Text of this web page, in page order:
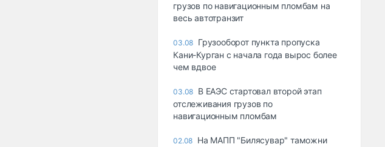
грузов по навигационным пломбам на
весь автотранзит
03.08 Грузооборот пункта пропуска
Кани-Курган с начала года вырос более
чем вдвое
03.08 В ЕАЭС стартовал второй этап
отслеживания грузов по
навигационным пломбам
02.08 На МАПП "Билясувар" таможни